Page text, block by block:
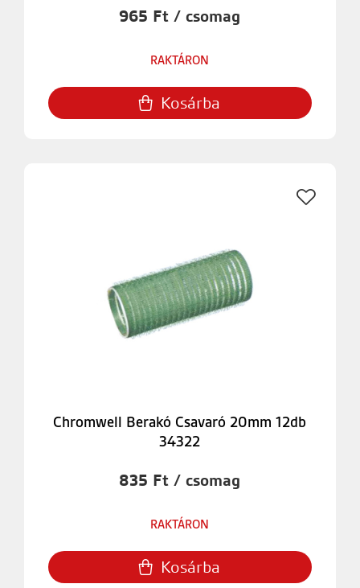
965 Ft / csomag
RAKTÁRON
Kosárba
Chromwell Berakó Csavaró 20mm 12db
34322
835 Ft / csomag
RAKTÁRON
Kosárba